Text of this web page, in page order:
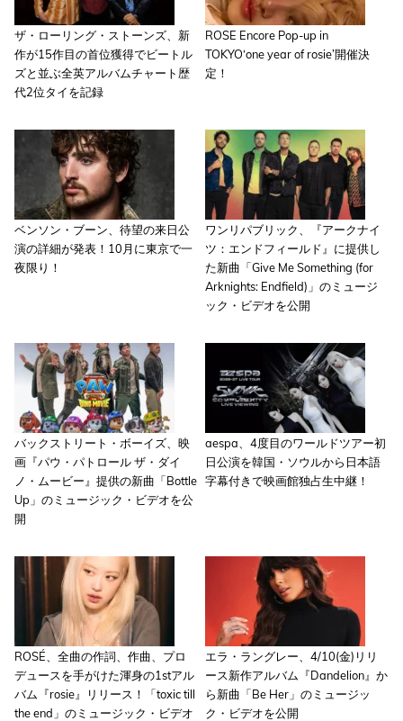
ザ・ローリング・ストーンズ、新
作が15作目の首位獲得でビートル
ズと並ぶ全英アルバムチャート歴
代2位タイを記録
ROSE Encore Pop-up in
TOKYO‘one year of rosie’開催決
定！
ベンソン・ブーン、待望の来日公
演の詳細が発表！10月に東京で一
夜限り！
ワンリパブリック、『アークナイ
ツ：エンドフィールド』に提供し
た新曲「Give Me Something (for
Arknights: Endfield)」のミュージ
ック・ビデオを公開
バックストリート・ボーイズ、映
画『パウ・パトロール ザ・ダイ
ノ・ムービー』提供の新曲「Bottle
Up」のミュージック・ビデオを公
開
aespa、4度目のワールドツアー初
日公演を韓国・ソウルから日本語
字幕付きで映画館独占生中継！
ROSÉ、全曲の作詞、作曲、プロ
デュースを手がけた渾身の1stアル
バム『rosie』リリース！「toxic till
the end」のミュージック・ビデオ
エラ・ラングレー、4/10(金)リリ
ース新作アルバム『Dandelion』か
ら新曲「Be Her」のミュージッ
ク・ビデオを公開